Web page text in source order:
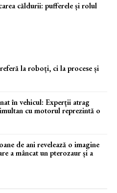
căldurii: pufferele și rolul
la roboți, ci la procese și
în vehicul: Experții atrag
cu motorul reprezintă o
de ani revelează o imagine
a mâncat un pterozaur și a